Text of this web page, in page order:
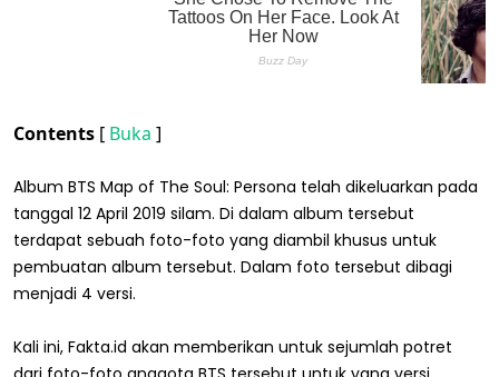
Contents [ Buka ]
Album BTS Map of The Soul: Persona telah dikeluarkan pada
tanggal 12 April 2019 silam. Di dalam album tersebut
terdapat sebuah foto-foto yang diambil khusus untuk
pembuatan album tersebut. Dalam foto tersebut dibagi
menjadi 4 versi.
Kali ini, Fakta.id akan memberikan untuk sejumlah potret